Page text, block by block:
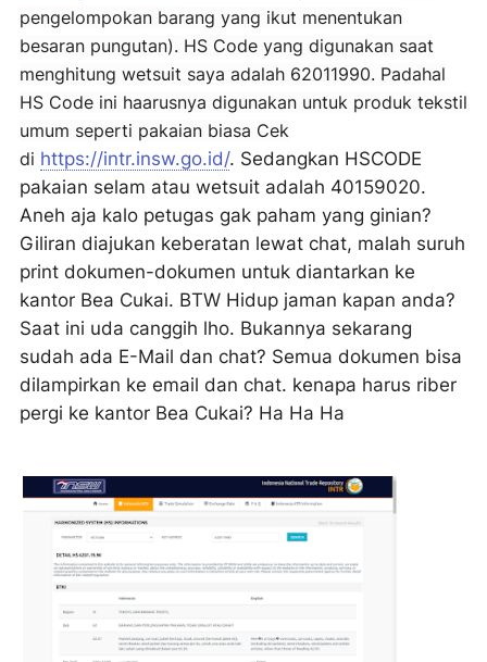
pengelompokan barang yang ikut menentukan
besaran pungutan). HS Code yang digunakan saat
menghitung wetsuit saya adalah 62011990. Padahal
HS Code ini haarusnya digunakan untuk produk tekstil
umum seperti pakaian biasa Cek
di https://intr.insw.go.id/. Sedangkan HSCODE
pakaian selam atau wetsuit adalah 40159020.
Aneh aja kalo petugas gak paham yang ginian?
Giliran diajukan keberatan lewat chat, malah suruh
print dokumen-dokumen untuk diantarkan ke
kantor Bea Cukai. BTW Hidup jaman kapan anda?
Saat ini uda canggih lho. Bukannya sekarang
sudah ada E-Mail dan chat? Semua dokumen bisa
dilampirkan ke email dan chat. kenapa harus riber
pergi ke kantor Bea Cukai? Ha Ha Ha